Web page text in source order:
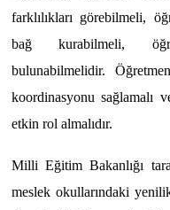
farklılıkları görebilmeli,
bağ kurabilmeli,
bulunabilmelidir.
koordinasyonu sağlamalı
etkin rol almalıdır.
Milli Eğitim Bakanlığı
meslek okullarındaki